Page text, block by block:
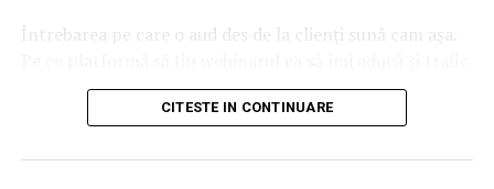
Întrebarea pe care o aud des de la clienți sună cam așa.
din Google, nu doar lead-uri pe moment? Răspunsul
scurt e că platforma contează, dar nu în felul în care
CITESTE IN CONTINUARE